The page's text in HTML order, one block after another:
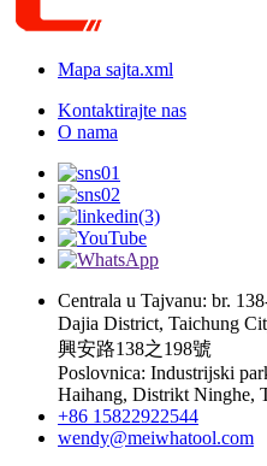
Mapa sajta.xml
Kontaktirajte nas
O nama
Centrala u Tajvanu: br.
Dajia District, Taichung
興安路138之198號
Poslovnica: Industrijski
Haihang, Distrikt Ninghe,
+86 15822922544
wendy@meiwhatool.com